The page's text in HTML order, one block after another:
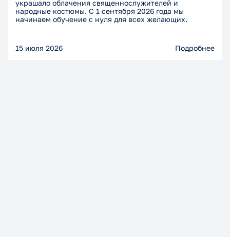
украшало облачения священнослужителей и
народные костюмы. С 1 сентября 2026 года мы
начинаем обучение с нуля для всех желающих.
15 июля 2026 Подробнее